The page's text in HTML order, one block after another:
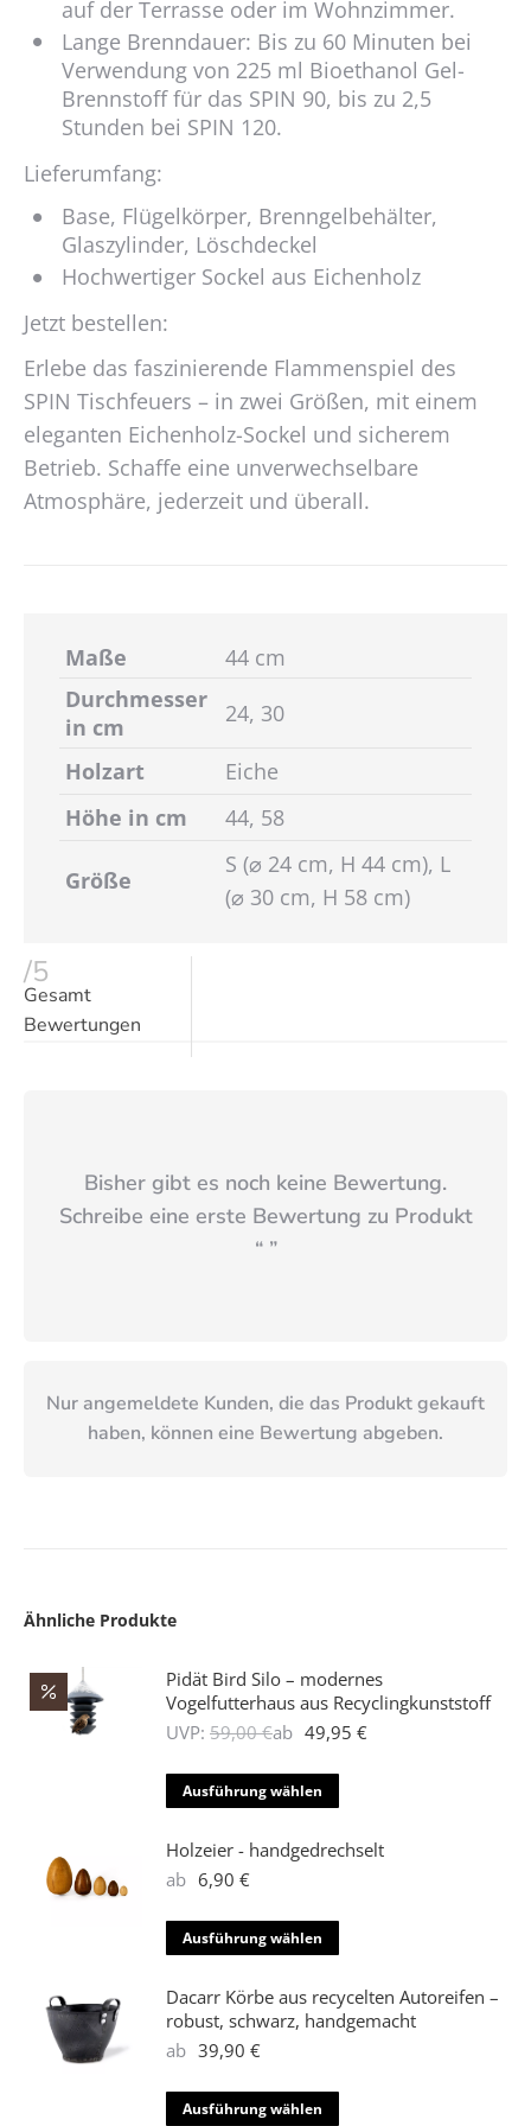
auf der Terrasse oder im Wohnzimmer.
Lange Brenndauer: Bis zu 60 Minuten bei
Verwendung von 225 ml Bioethanol Gel-
Brennstoff für das SPIN 90, bis zu 2,5
Stunden bei SPIN 120.
Lieferumfang:
Base, Flügelkörper, Brenngelbehälter,
Glaszylinder, Löschdeckel
Hochwertiger Sockel aus Eichenholz
Jetzt bestellen:
Erlebe das faszinierende Flammenspiel des
SPIN Tischfeuers – in zwei Größen, mit einem
eleganten Eichenholz-Sockel und sicherem
Betrieb. Schaffe eine unverwechselbare
Atmosphäre, jederzeit und überall.
Maße
44 cm
Durchmesser
in cm
24, 30
Holzart
Eiche
Höhe in cm
44, 58
Größe
S (⌀ 24 cm, H 44 cm), L
(⌀ 30 cm, H 58 cm)
/5
Gesamt
Bewertungen
Bisher gibt es noch keine Bewertung.
Schreibe eine erste Bewertung zu Produkt
“”
Nur angemeldete Kunden, die das Produkt gekauft
haben, können eine Bewertung abgeben.
Ähnliche Produkte
Pidät Bird Silo – modernes
Vogelfutterhaus aus Recyclingkunststoff
UVP: 59,00€ab 49,95 €
Ausführung wählen
Produkt
weist
auf.
Die
Optionen
können
Produktseite
Holzeier - handgedrechselt
ab 6,90 €
Ausführung wählen
Produkt
weist
mehrere
Dacarr Körbe aus recycelten Autoreifen –
robust, schwarz, handgemacht
ab 39,90 €
Ausführung wählen